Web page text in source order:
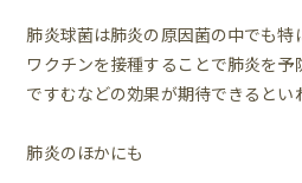
肺炎球菌は肺炎の原因菌の中でも特
ワクチンを接種することで肺炎を予
ですむなどの効果が期待できるとい
肺炎のほかにも